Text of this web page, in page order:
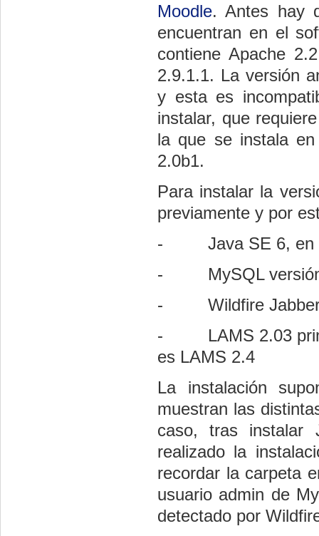
Moodle. Antes hay
encuentran en el
contiene Apache
2.9.1.1. La versión
y esta es
instalar, que
la que se instala en
2.0b1.
Para instalar la
previamente y por
-
Java SE 6,
-
MySQL
-
Wildfire
-
LAMS 2.03
es LAMS 2.4
La instalación
muestran las
caso, tras instalar
realizado la
recordar la carpeta
usuario admin de
detectado por